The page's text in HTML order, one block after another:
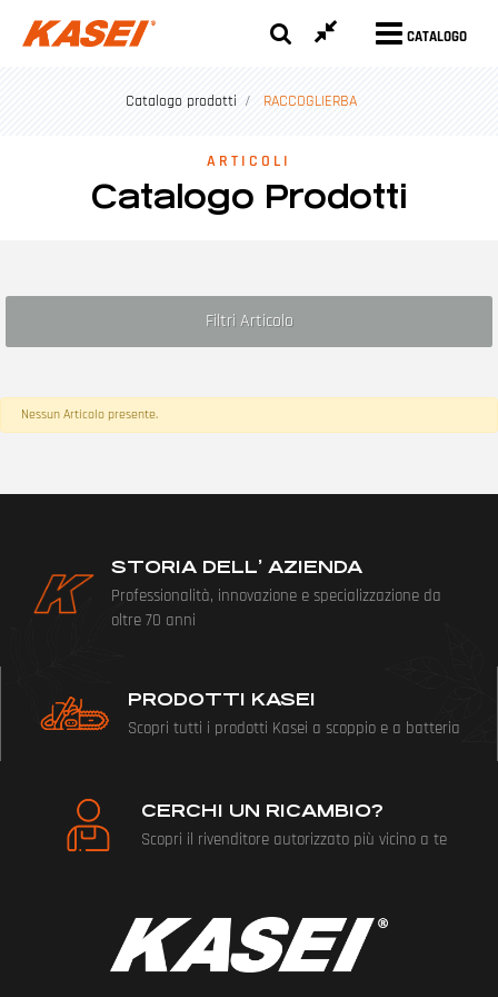
CATALOGO
Catalogo prodotti RACCOGLIERBA
ARTICOLI
Catalogo Prodotti
Filtri Articolo
Nessun Articolo presente.
STORIA DELL’ AZIENDA
Professionalità, innovazione e specializzazione da
oltre 70 anni
PRODOTTI KASEI
Scopri tutti i prodotti Kasei a scoppio e a batteria
CERCHI UN RICAMBIO?
Scopri il rivenditore autorizzato più vicino a te